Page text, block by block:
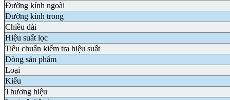
Đường kính ngoài
Đường kính trong
Chiều dài
Hiệu suất lọc
Tiêu chuẩn kiểm tra hiệu suất
Dòng sản phẩm
Loại
Kiểu
Thương hiệu